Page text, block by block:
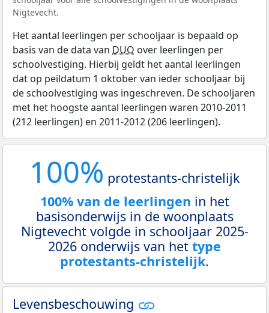
Nigtevecht.
Het aantal leerlingen per schooljaar is bepaald op
basis van de data van DUO over leerlingen per
schoolvestiging. Hierbij geldt het aantal leerlingen
dat op peildatum 1 oktober van ieder schooljaar bij
de schoolvestiging was ingeschreven. De schooljaren
met het hoogste aantal leerlingen waren 2010-2011
(212 leerlingen) en 2011-2012 (206 leerlingen).
100% protestants-christelijk
100% van de leerlingen in het
basisonderwijs in de woonplaats
Nigtevecht volgde in schooljaar 2025-
2026 onderwijs van het type
protestants-christelijk.
Levensbeschouwing